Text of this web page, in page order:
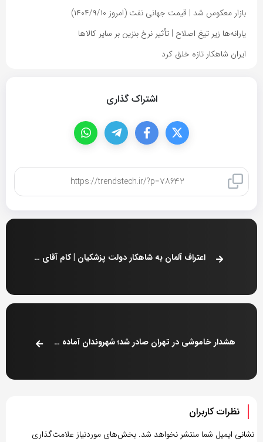
بازار معکوس شد | قیمت جهانی نفت (امروز ۱۴۰۴/۹/۱۰)
یارانه‌ها زیر تیغ اصلاح | تأثیر نرخ بنزین بر سایر کالاها
ایران شاهکار تازه خلق کرد
اشتراک گذاری
کپی لینک
اعتراف آلمان به شاهکار دولت پزشکیان | کام آقای وزیر شیرین شد
هشدار خاموشی در تهران صادر شد؛ شهروندان آماده این هفته باشند
نظرات کاربران
نشانی ایمیل شما منتشر نخواهد شد. بخش‌های موردنیاز علامت‌گذاری